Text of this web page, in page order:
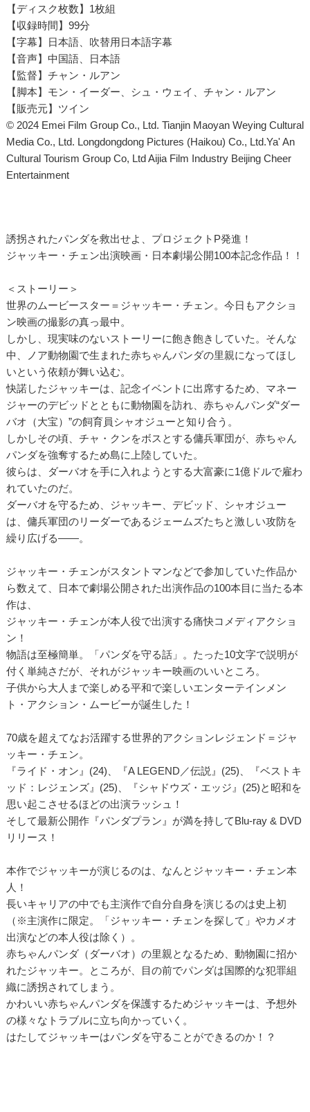
【ディスク枚数】1枚組
【収録時間】99分
【字幕】日本語、吹替用日本語字幕
【音声】中国語、日本語
【監督】チャン・ルアン
【脚本】モン・イーダー、シュ・ウェイ、チャン・ルアン
【販売元】ツイン
© 2024 Emei Film Group Co., Ltd. Tianjin Maoyan Weying Cultural
Media Co., Ltd. Longdongdong Pictures (Haikou) Co., Ltd.Ya' An
Cultural Tourism Group Co, Ltd Aijia Film Industry Beijing Cheer
Entertainment
誘拐されたパンダを救出せよ、プロジェクトP発進！
ジャッキー・チェン出演映画・日本劇場公開100本記念作品！！
＜ストーリー＞
世界のムービースター＝ジャッキー・チェン。今日もアクショ
ン映画の撮影の真っ最中。
しかし、現実味のないストーリーに飽き飽きしていた。そんな
中、ノア動物園で生まれた赤ちゃんパンダの里親になってほし
いという依頼が舞い込む。
快諾したジャッキーは、記念イベントに出席するため、マネー
ジャーのデビッドとともに動物園を訪れ、赤ちゃんパンダ“ダー
バオ（大宝）”の飼育員シャオジューと知り合う。
しかしその頃、チャ・クンをボスとする傭兵軍団が、赤ちゃん
パンダを強奪するため島に上陸していた。
彼らは、ダーバオを手に入れようとする大富豪に1億ドルで雇わ
れていたのだ。
ダーバオを守るため、ジャッキー、デビッド、シャオジュー
は、傭兵軍団のリーダーであるジェームズたちと激しい攻防を
繰り広げる――。
ジャッキー・チェンがスタントマンなどで参加していた作品か
ら数えて、日本で劇場公開された出演作品の100本目に当たる本
作は、
ジャッキー・チェンが本人役で出演する痛快コメディアクショ
ン！
物語は至極簡単。「パンダを守る話」。たった10文字で説明が
付く単純さだが、それがジャッキー映画のいいところ。
子供から大人まで楽しめる平和で楽しいエンターテインメン
ト・アクション・ムービーが誕生した！
70歳を超えてなお活躍する世界的アクションレジェンド＝ジャ
ッキー・チェン。
『ライド・オン』(24)、『A LEGEND／伝説』(25)、『ベストキ
ッド：レジェンズ』(25)、『シャドウズ・エッジ』(25)と昭和を
思い起こさせるほどの出演ラッシュ！
そして最新公開作『パンダプラン』が満を持してBlu-ray & DVD
リリース！
本作でジャッキーが演じるのは、なんとジャッキー・チェン本
人！
長いキャリアの中でも主演作で自分自身を演じるのは史上初
（※主演作に限定。「ジャッキー・チェンを探して」やカメオ
出演などの本人役は除く）。
赤ちゃんパンダ（ダーバオ）の里親となるため、動物園に招か
れたジャッキー。ところが、目の前でパンダは国際的な犯罪組
織に誘拐されてしまう。
かわいい赤ちゃんパンダを保護するためジャッキーは、予想外
の様々なトラブルに立ち向かっていく。
はたしてジャッキーはパンダを守ることができるのか！？